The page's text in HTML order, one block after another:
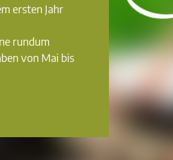
ersten Jahr
rundum
von Mai bis